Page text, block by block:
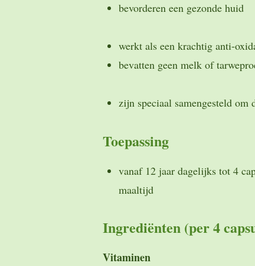
bevorderen een
werkt als een
bevatten geen melk of
zijn speciaal samengesteld om
Toepassing
vanaf 12 jaar dagelijks tot 4
maaltijd
Ingrediënten (per 4
Vitaminen